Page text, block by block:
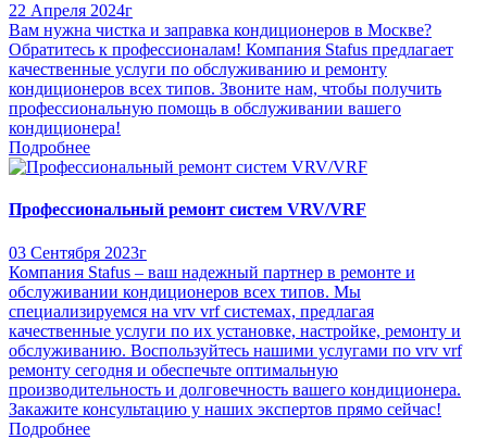
22 Апреля 2024г
Вам нужна чистка и заправка кондиционеров в Москве?
Обратитесь к профессионалам! Компания Stafus предлагает
качественные услуги по обслуживанию и ремонту
кондиционеров всех типов. Звоните нам, чтобы получить
профессиональную помощь в обслуживании вашего
кондиционера!
Подробнее
Профессиональный ремонт систем VRV/VRF
03 Сентября 2023г
Компания Stafus – ваш надежный партнер в ремонте и
обслуживании кондиционеров всех типов. Мы
специализируемся на vrv vrf системах, предлагая
качественные услуги по их установке, настройке, ремонту и
обслуживанию. Воспользуйтесь нашими услугами по vrv vrf
ремонту сегодня и обеспечьте оптимальную
производительность и долговечность вашего кондиционера.
Закажите консультацию у наших экспертов прямо сейчас!
Подробнее